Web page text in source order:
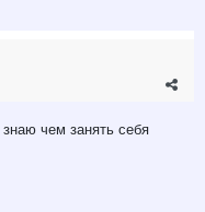
чем занять себя